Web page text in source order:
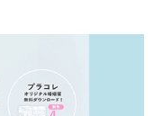
典は？」といった疑問も
候補を絞れる「ウェディ
型 […]続きを読む